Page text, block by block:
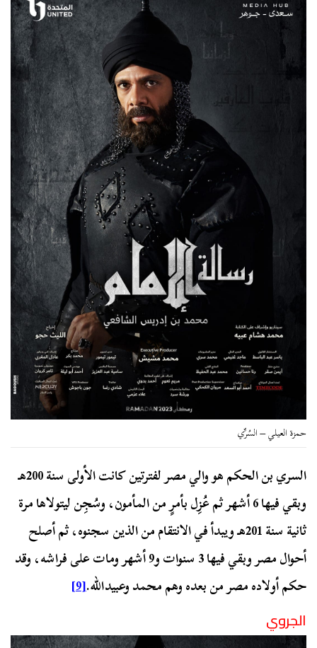
حمزة العيلي – السُرِّي
السري بن الحكم هو والي مصر لفترتين كانت الأولى سنة 200هـ
وبقي فيها 6 أشهر ثم عُزِل بأمرٍ من المأمون، وسُجِن ليتولاها مرة
ثانية سنة 201هـ ويبدأ في الانتقام من الذين سجنوه، ثم أصلح
أحوال مصر وبقي فيها 3 سنوات و9 أشهر ومات على فراشه، وقد
حكم أولاده مصر من بعده وهم محمد وعبيدالله.[9]
الجروي